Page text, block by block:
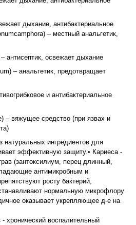
дыхание, антибактериальное
– местный анальгетик,
антисептик, освежает дыхание
– анальгетик, предотвращает
и антибактериальное
– вяжущее средство (при язвах и
натуральных ингредиентов для
эффективную защиту. • Кариеса -
(зантоксилиум, перец длинный,
антимикробным и
росту бактерий,
нормальную микрофлору
оказывает укрепляющее д-е на
хронический воспалительный